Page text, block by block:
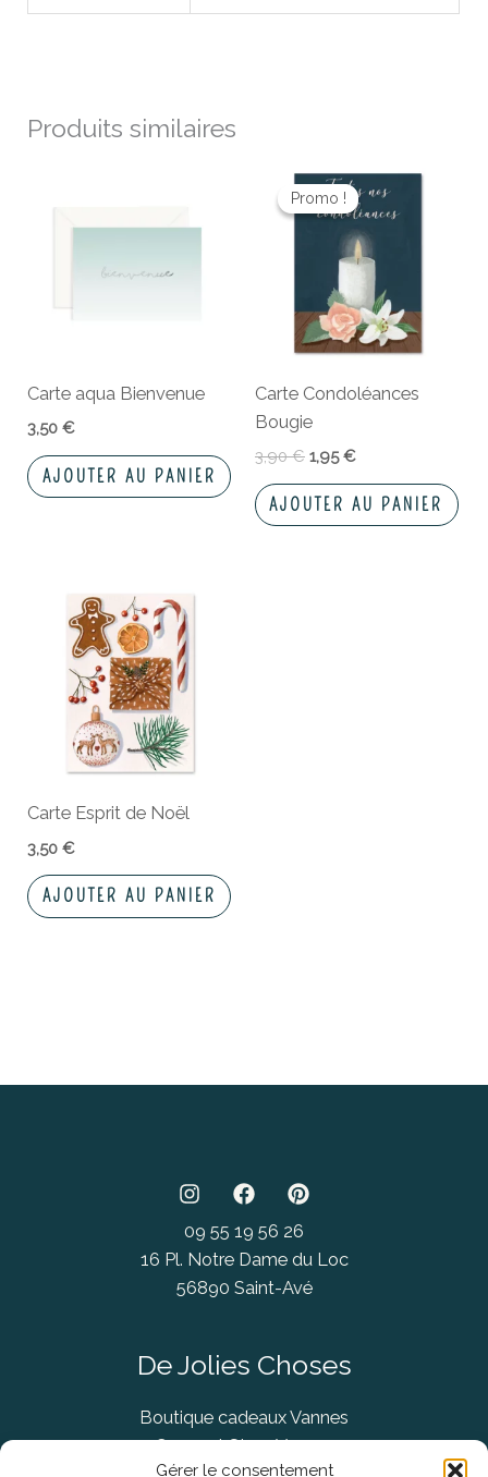
Gérer le consentement
Produits similaires
Carte aqua Bienvenue
3,50€
AJOUTER AU PANIER
Promo !
Promo !
Carte Condoléances
Bougie
3,90€
Le
prix
initial
était :
3,90 €.
1,95€
Le
prix
actuel
est :
1,95 €.
AJOUTER AU PANIER
Carte Esprit de Noël
3,50€
AJOUTER AU PANIER
09 55 19 56 26
16 Pl. Notre Dame du Loc
56890 Saint-Avé
De Jolies Choses
Boutique cadeaux Vannes
Concept Store Vannes